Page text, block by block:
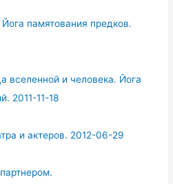
памятования предков.
вселенной и человека. Йога
2011-11-18
и актеров. 2012-06-29